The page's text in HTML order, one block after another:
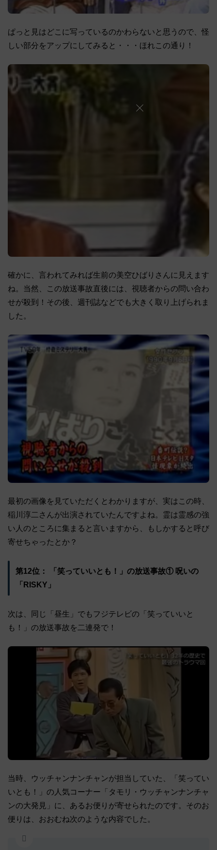
ぱっと見はどこに写っているのかわらないと思うので、怪
しい部分をアップにしてみると・・・ほれこの通り！
確かに、言われてみれば生前の美空ひばりさんに見えます
ね。当然、この放送事故直後には、視聴者からの問い合わ
せが殺到！その後、週刊誌などでも大きく取り上げられま
した。
最初の画像を見ていただくとわかりますが、実はこの時、
稲川淳二さんが出演されていたんですよね。霊は霊感の強
い人のところに集まると言いますから、もしかすると呼び
寄せちゃったとか？
第12位： 「笑っていいとも！」の放送事故① 呪いの
「RISKY」
次は、同じ「昼生」でもフジテレビの「笑っていいと
も！」の放送事故を二連発で！
当時、ウッチャンナンチャンが担当していた、「笑ってい
いとも！」の人気コーナー「タモリ・ウッチャンナンチャ
ンの大発見」に、あるお便りが寄せられたのです。そのお
便りは、おおむね次のような内容でした。